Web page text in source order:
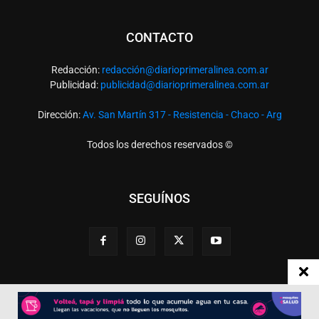
CONTACTO
Redacción: redacción@diarioprimeralinea.com.ar
Publicidad: publicidad@diarioprimeralinea.com.ar
Dirección:Av. San Martín 317 - Resistencia - Chaco - Arg
Todos los derechos reservados ©
SEGUÍNOS
Desarrollado porTP. Web Studio